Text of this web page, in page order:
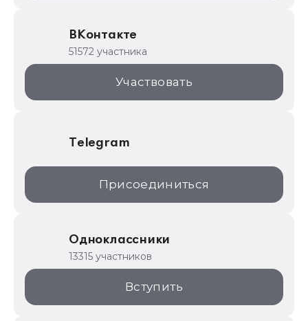
1С:Торговая площадка
ВКонтакте
51572 участника
Участвовать
Telegram
Присоединиться
Одноклассники
13315 участников
Вступить